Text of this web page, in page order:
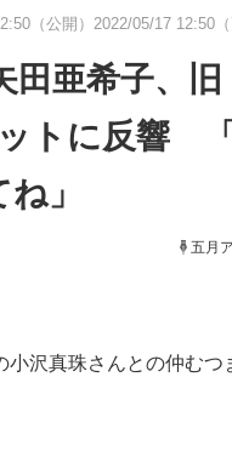
品の技術・比較・事例
（公開） 2022/05/17 12:50（
亜希子、旧
トに反響
」
五月
沢真珠さんとの仲むつ